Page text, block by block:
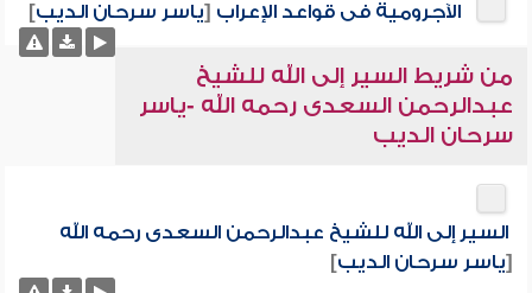
الآجرومية فى قواعد الإعراب [ياسر سرحان الديب]
من شريط السير إلى الله للشيخ
عبدالرحمن السعدى رحمه الله -ياسر
سرحان الديب
السير إلى الله للشيخ عبدالرحمن السعدى رحمه الله
[ياسر سرحان الديب]